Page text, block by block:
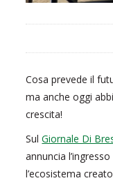
Cosa prevede il
ma anche oggi
crescita!
SulGiornale Di
annuncia
l’ecosistema